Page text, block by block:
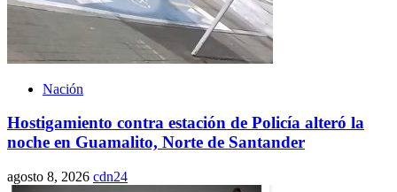
Nación
Hostigamiento contra estación de Policía alteró la
noche en Guamalito, Norte de Santander
agosto 8, 2026 cdn24